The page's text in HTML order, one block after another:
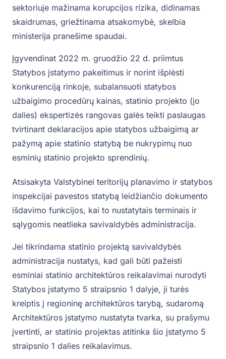
sektoriuje mažinama korupcijos rizika, didinamas
skaidrumas, griežtinama atsakomybė, skelbia
ministerija pranešime spaudai.
Įgyvendinat 2022 m. gruodžio 22 d. priimtus
Statybos įstatymo pakeitimus ir norint išplėsti
konkurenciją rinkoje, subalansuoti statybos
užbaigimo procedūrų kainas, statinio projekto (jo
dalies) ekspertizės rangovas galės teikti paslaugas
tvirtinant deklaracijos apie statybos užbaigimą ar
pažymą apie statinio statybą be nukrypimų nuo
esminių statinio projekto sprendinių.
Atsisakyta Valstybinei teritorijų planavimo ir statybos
inspekcijai pavestos statybą leidžiančio dokumento
išdavimo funkcijos, kai to nustatytais terminais ir
sąlygomis neatlieka savivaldybės administracija.
Jei tikrindama statinio projektą savivaldybės
administracija nustatys, kad gali būti pažeisti
esminiai statinio architektūros reikalavimai nurodyti
Statybos įstatymo 5 straipsnio 1 dalyje, ji turės
kreiptis į regioninę architektūros tarybą, sudaromą
Architektūros įstatymo nustatyta tvarka, su prašymu
įvertinti, ar statinio projektas atitinka šio įstatymo 5
straipsnio 1 dalies reikalavimus.